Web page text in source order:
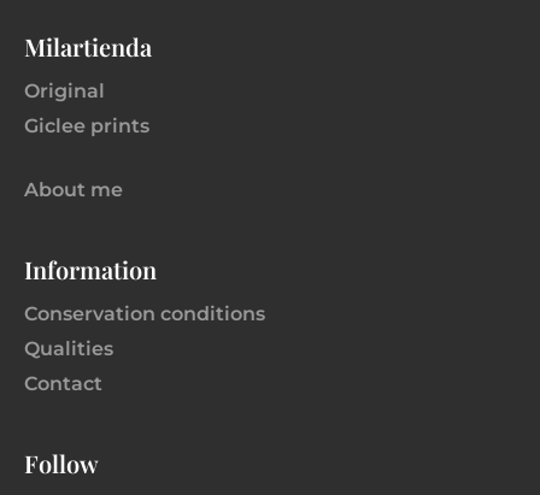
Milartienda
Original
Giclee prints
About me
Information
Conservation conditions
Qualities
Contact
Follow